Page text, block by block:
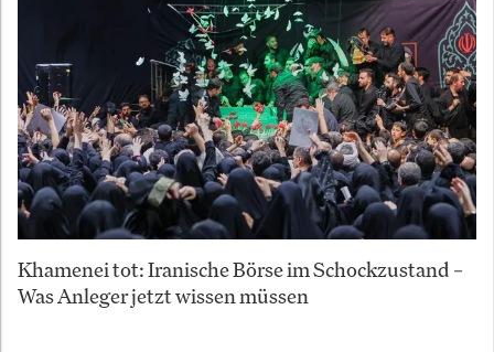
Khamenei tot: Iranische Börse im Schockzustand –
Was Anleger jetzt wissen müssen